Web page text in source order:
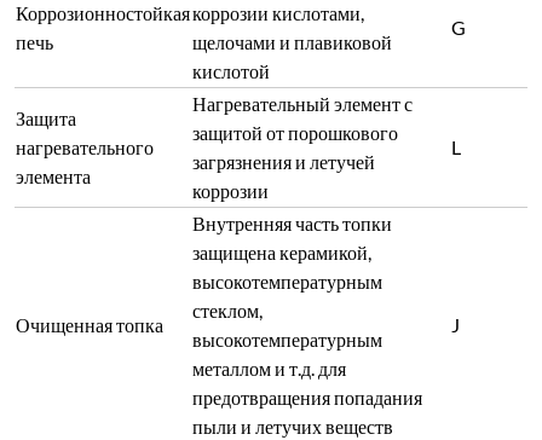
Коррозионностойкая
печь
коррозии кислотами,
щелочами и плавиковой
кислотой
G
Защита
нагревательного
элемента
Нагревательный элемент с
защитой от порошкового
загрязнения и летучей
коррозии
L
Очищенная топка
Внутренняя часть топки
защищена керамикой,
высокотемпературным
стеклом,
высокотемпературным
металлом и т.д. для
предотвращения попадания
пыли и летучих веществ
J